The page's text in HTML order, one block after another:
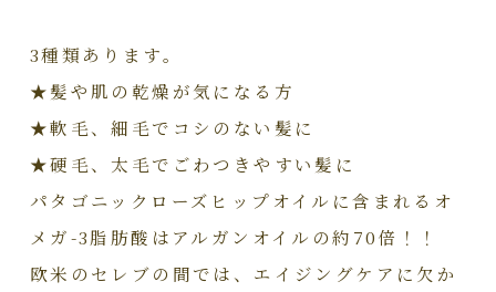
3種類あります。
★髪や肌の乾燥が気になる方
★軟毛、細毛でコシのない髪に
★硬毛、太毛でごわつきやすい髪に
パタゴニックローズヒップオイルに含まれるオ
メガ-3脂肪酸はアルガンオイルの約70倍！！
欧米のセレブの間では、エイジングケアに欠か